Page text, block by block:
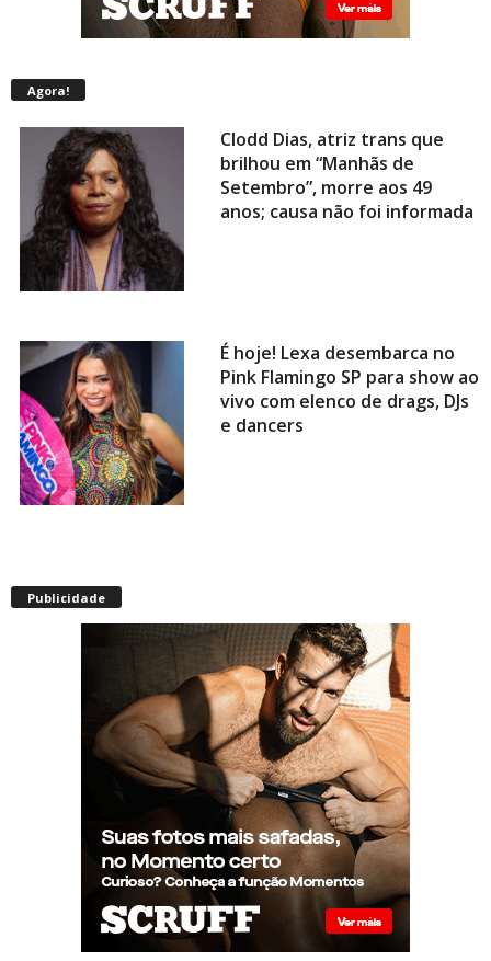
Agora!
Clodd Dias, atriz trans que
brilhou em “Manhãs de
Setembro”, morre aos 49
anos; causa não foi informada
É hoje! Lexa desembarca no
Pink Flamingo SP para show ao
vivo com elenco de drags, DJs
e dancers
superior à real, aponta
relatório internacional
Gay de 62 anos relembra
quando, aos 15, foi garoto de
programa por quatro meses
sem saber: “Idiotice da minha
parte”
Publicidade